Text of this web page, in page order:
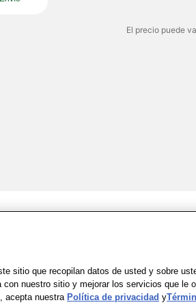
El precio puede
| Accesibilidad | Política de Privacidad | WA
sitio que recopilan datos de usted y sobre
nuestro sitio y mejorar los servicios que
acepta nuestra Política de privacidad y